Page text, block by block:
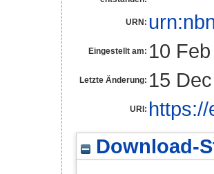
URN:
Eingestellt am: 10
Letzte Änderung: 15
URI:
Download-